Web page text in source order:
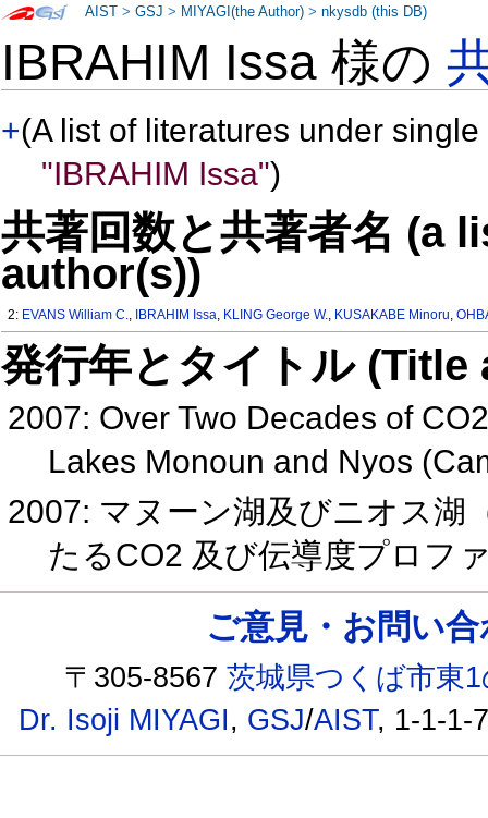
IBRAHIM Issa 様の
+(A list of literatures under
"IBRAHIM Issa")
共著回数と共著者名 (a
author(s))
2: EVANS William C., IBRAHIM Issa, KLING George W., KUSAKABE Minoru,
発行年とタイトル
2007: Over Two Decades of
Lakes Monoun and Nyos
2007: マヌーン湖及びニオス湖
たるCO2 及び伝導度プロフ
AIST >GSJ > MIYAGI(the Author) >nkysdb (this DB)
ご意見・お問い
〒305-8567茨城県つくば市東
Dr. Isoji MIYAGI, GSJ/AIST, 1-1-1-